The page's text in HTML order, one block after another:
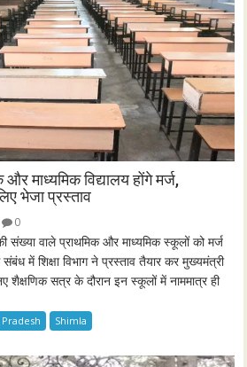
माध्यमिक विद्यालय होंगे मर्ज,
भेजा प्रस्ताव
0
संख्या वाले प्राथमिक और माध्यमिक स्कूलों को मर्ज
में शिक्षा विभाग ने प्रस्ताव तैयार कर मुख्यमंत्री
शैक्षणिक सत्र के दौरान इन स्कूलों में नाममात्र ही
Shimla